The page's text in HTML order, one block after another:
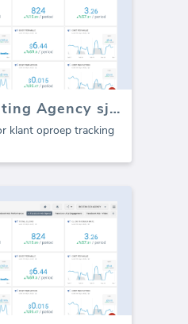
CallRail Marketing Agency sjabloon (Rapport)
klant oproep tracking